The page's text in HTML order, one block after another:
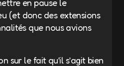
en pause le
(et donc des extensions
que nous avions
sur le fait qu’il s’agit bien